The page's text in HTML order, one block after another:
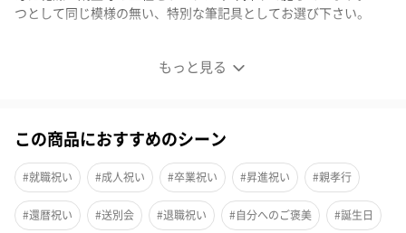
もっと見る
つとして同じ模様の無い、特別な筆記具としてお選び下さい。
セルロイド製油性ボールペン（油性0.7mm）
この商品におすすめのシーン
#就職祝い #成人祝い #卒業祝い #昇進祝い #親孝行
#還暦祝い #送別会 #退職祝い #自分へのご褒美 #誕生日